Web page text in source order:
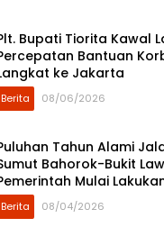
Bupati Tiorita Kawal
Bantuan
ke Jakarta
Berita 08/06/2026
Tahun Alami
Bahorok-Bukit
Mulai
Berita 08/04/2026